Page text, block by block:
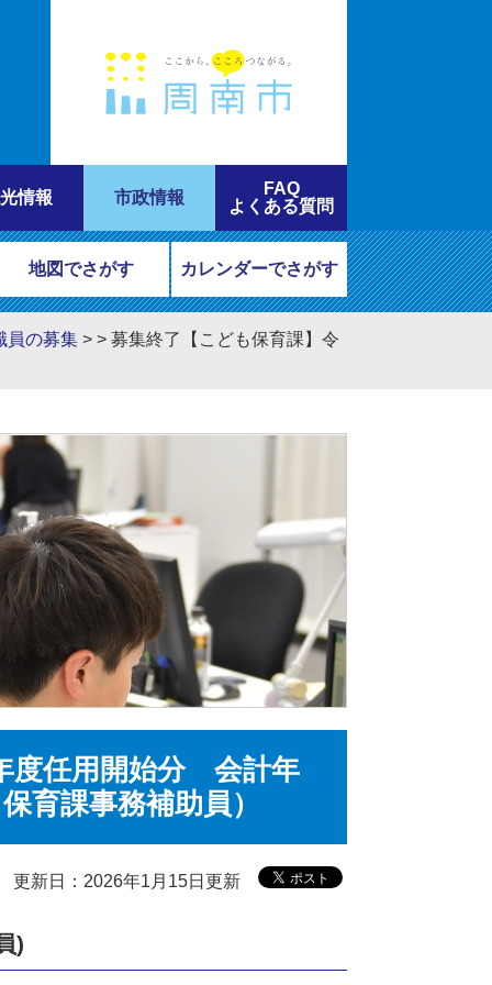
情報 市政情報
FAQ
よくある質問
地図でさがす カレンダーでさがす
員の募集 > > 募集終了【こども保育課】令
度任用開始分 会計年
育課事務補助員）
更新日：2026年1月15日更新
)